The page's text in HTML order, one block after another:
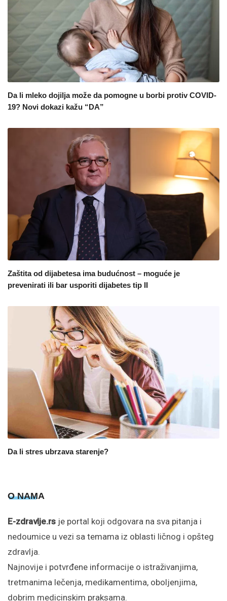
Da li mleko dojilja može da pomogne u borbi protiv COVID-
19? Novi dokazi kažu “DA”
Zaštita od dijabetesa ima budućnost – moguće je
prevenirati ili bar usporiti dijabetes tip II
Da li stres ubrzava starenje?
O NAMA
E-zdravlje.rs je portal koji odgovara na sva pitanja i
nedoumice u vezi sa temama iz oblasti ličnog i opšteg
zdravlja.
Najnovije i potvrđene informacije o istraživanjima,
tretmanima lečenja, medikamentima, oboljenjima,
dobrim medicinskim praksama.